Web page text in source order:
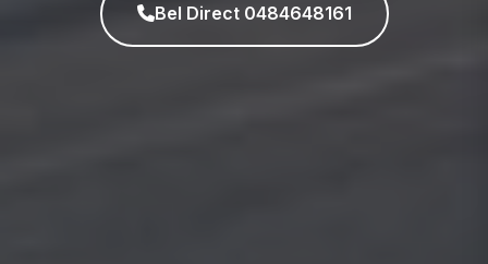
Bel Direct 0484648161